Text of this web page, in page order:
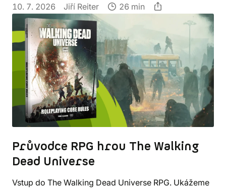
10. 7. 2026
Jiří Reiter 26 min
Průvodce RPG hrou The Walking
Dead Universe
Vstup do The Walking Dead Universe RPG. Ukážeme